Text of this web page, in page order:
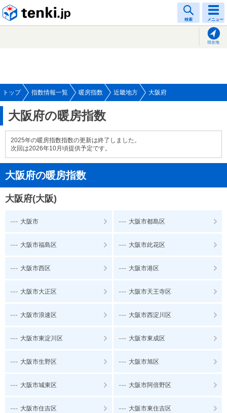
検索 メニュー
現在地
トップ 指数情報一覧 暖房指数 近畿地方 大阪府
大阪府の暖房指数
2025年の暖房指数指数の更新は終了しました。
次回は2026年10月頃提供予定です。
大阪府の暖房指数
大阪府(大阪)
--- 大阪市 --- 大阪市都島区
--- 大阪市福島区 --- 大阪市此花区
--- 大阪市西区 --- 大阪市港区
--- 大阪市大正区 --- 大阪市天王寺区
--- 大阪市浪速区 --- 大阪市西淀川区
--- 大阪市東淀川区 --- 大阪市東成区
--- 大阪市生野区 --- 大阪市旭区
--- 大阪市城東区 --- 大阪市阿倍野区
--- 大阪市住吉区 --- 大阪市東住吉区